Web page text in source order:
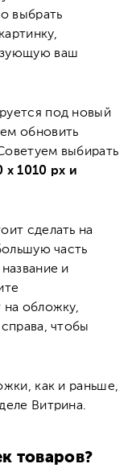
выбрать
ваш
под новый
обновить
выбирать
х 1010 px и
сделать на
часть
и
на обложку,
чтобы
как и раньше,
Витрина.
товаров?